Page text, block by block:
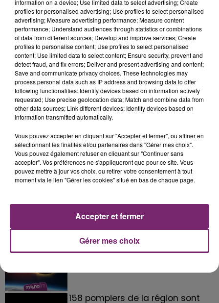
appréciées.
⇒Le permis B serait un plus !
Type d'emploi :Temps partiel - 20h/semaine - CDD
de 3 mois(évolutif vers un CDI).
Pour plus d'informations et postuler :Rendez-vous
sur le site Internetfr.indeed.com.
La Bulle - Guinguette éphémère
de Frelinghien !
éclipse solaire du 12 Août 2026
158 pompiers de la région sont
information on a device; Use limited data to select advertising; Create
profiles for personalised advertising; Use profiles to select personalised
advertising; Measure advertising performance; Measure content
performance; Understand audiences through statistics or combinations
of data from different sources; Develop and improve services; Create
profiles to personalise content; Use profiles to select personalised
content; Use limited data to select content; Ensure security, prevent and
detect fraud, and fix errors; Deliver and present advertising and content;
Save and communicate privacy choices. These technologies may
process personal data such as IP address and browsing data to offer
following functionalities: Identify devices based on information actively
requested; Use precise geolocation data; Match and combine data from
other data sources; Link different devices; Identify devices based on
information transmitted automatically.
Vous pouvez accepter en cliquant sur "Accepter et fermer", ou affiner en
sélectionnant les finalités et/ou partenaires dans "Gérer mes choix".
Vous pouvez également refuser en cliquant sur "Continuer sans
accepter". Vos préférences ne s'appliqueront que pour ce site. Vous
pouvez mettre à jour vos choix, ou retirer votre consentement à tout
moment via le lien "Gérer les cookies" situé en bas de chaque page.
Gérer mes choix
Accepter et fermer